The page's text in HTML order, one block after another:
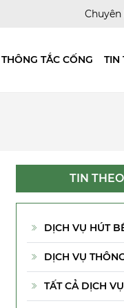
THÔNG TẮC CỐNG TIN
TIN
DỊCH VỤ HÚT
DỊCH VỤ
TẤT CẢ DỊCH VỤ